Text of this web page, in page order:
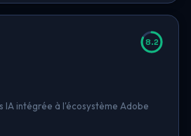
8.2
IA intégrée à l'écosystème Adobe